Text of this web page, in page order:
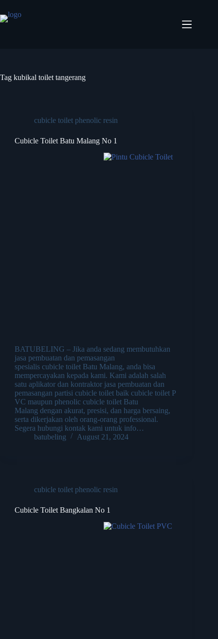
Tag kubikal toilet tangerang
cubicle toilet phenolic resin
Cubicle Toilet Batu Malang No 1
BATUBELING – Jika anda sedang membutuhkan
jasa pembuatan dan pemasangan
spesialis cubicle toilet Batu Malang, anda bisa
mempercayakan kepada kami. Kami adalah salah
satu aplikator dan kontraktor jasa pembuatan dan
pemasangan partisi cubicle toilet baik cubicle toilet P
VC maupun phenolic cubicle toilet Batu
Malang dengan akurat, presisi, dan harga bersaing,
serta dikerjakan oleh orang-orang professional.
Segera hubungi kontak kami untuk info…
batubeling
August 21, 2024
cubicle toilet phenolic resin
Cubicle Toilet Bangkalan No 1